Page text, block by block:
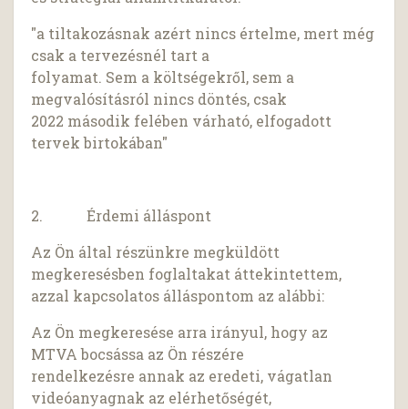
"a tiltakozásnak azért nincs értelme, mert még
csak a tervezésnél tart a
folyamat. Sem a költségekről, sem a
megvalósításról nincs döntés, csak
2022 második felében várható, elfogadott
tervek birtokában"
2. Érdemi álláspont
Az Ön által részünkre megküldött
megkeresésben foglaltakat áttekintettem,
azzal kapcsolatos álláspontom az alábbi:
Az Ön megkeresése arra irányul, hogy az
MTVA bocsássa az Ön részére
rendelkezésre annak az eredeti, vágatlan
videóanyagnak az elérhetőségét,